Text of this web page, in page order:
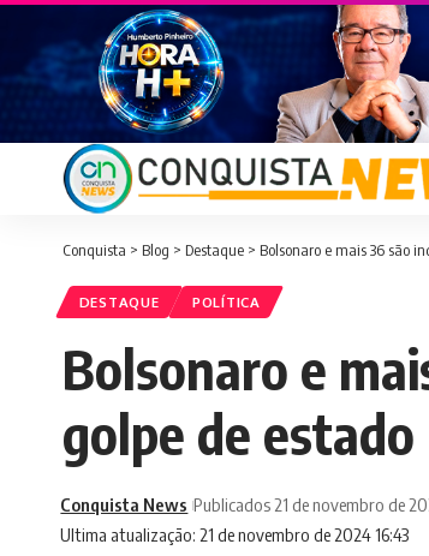
Conquista > Blog > Destaque > Bolsonaro e mais 36 são
DESTAQUE POLÍTICA
Bolsonaro e
golpe de estado
Ultima atualização: 21 de novembro de 2024 16:43
Conquista News Publicados 21 de novembro de